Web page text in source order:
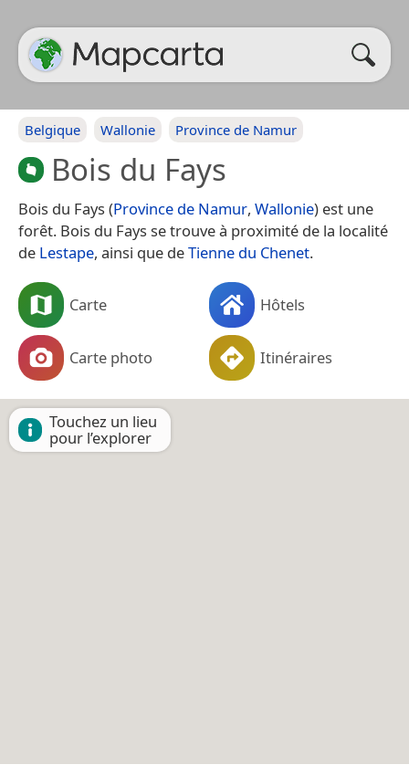
Belgique Wallonie Province de Namur
Bois du Fays
Bois du Fays (Province de Namur, Wallonie) est une
forêt. Bois du Fays se trouve à proximité de la localité
de Lestape, ainsi que deTienne du Chenet.
Carte Hôtels
Carte photo Itinéraires
Touchez un lieu
pour l’explorer